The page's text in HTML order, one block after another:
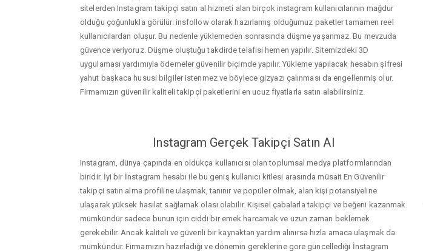
sitelerden Instagram takipçi satın al hizmeti alan birçok instagram kullanıcılarının mağdur
olduğu çoğunlukla görülür. insfollow olarak hazırlamış olduğumuz paketler tamamen reel
kullanıcılardan oluşur. Bu nedenle yüklemeden sonrasında düşme yaşanmaz. Bu mevzuda
güvence veriyoruz. Düşme oluştuğu takdirde telafisi hemen yapılır. Sitemizdeki 3D
uygulaması yardımıyla ödemeler güvenilir biçimde yapılır. Yükleme yapılacak hesabın şifresi
yahut başkaca hususi bilgiler istenmez ve böylece gizyazı çalınması da engellenmiş olur.
Firmamızın güvenilir kaliteli takipçi paketlerini en ucuz fiyatlarla satın alabilirsiniz.
Instagram Gerçek Takipçi Satın Al
Instagram, dünya çapında en oldukça kullanıcısı olan toplumsal medya platformlarından
biridir. İyi bir İnstagram hesabı ile bu geniş kullanıcı kitlesi arasında müsait En Güvenilir
takipçi satın alma profiline ulaşmak, tanınır ve popüler olmak, alan kişi potansiyeline
ulaşarak yüksek hasılat sağlamak olası olabilir. Kişisel çabalarla takipçi ve beğeni kazanmak
mümkündür sadece bunun için ciddi bir emek harcamak ve uzun zaman beklemek
gerekebilir. Ancak kaliteli ve güvenli bir kaynaktan yardım alınırsa hızla amaca ulaşmak da
mümkündür. Firmamızın hazırladığı ve dönemin gereklerine gore güncellediği İnstagram